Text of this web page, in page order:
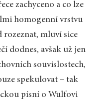
zachyceno a co lze
homogenní vrstvu
rozeznat, mluví sice
dodnes, avšak už jen
souvislostech,
spekulovat – tak
písní o Wulfovi